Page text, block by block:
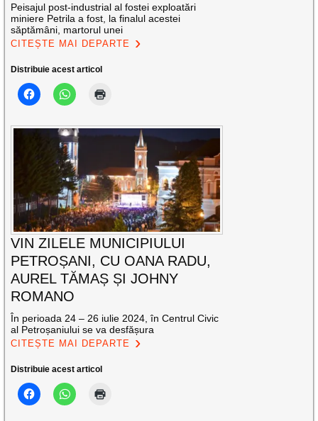
Peisajul post-industrial al fostei exploatări
miniere Petrila a fost, la finalul acestei
săptămâni, martorul unei
CITEȘTE MAI DEPARTE
Distribuie acest articol
VIN ZILELE MUNICIPIULUI
PETROȘANI, CU OANA RADU,
AUREL TĂMAȘ ȘI JOHNY
ROMANO
În perioada 24 – 26 iulie 2024, în Centrul Civic
al Petroșaniului se va desfășura
CITEȘTE MAI DEPARTE
Distribuie acest articol